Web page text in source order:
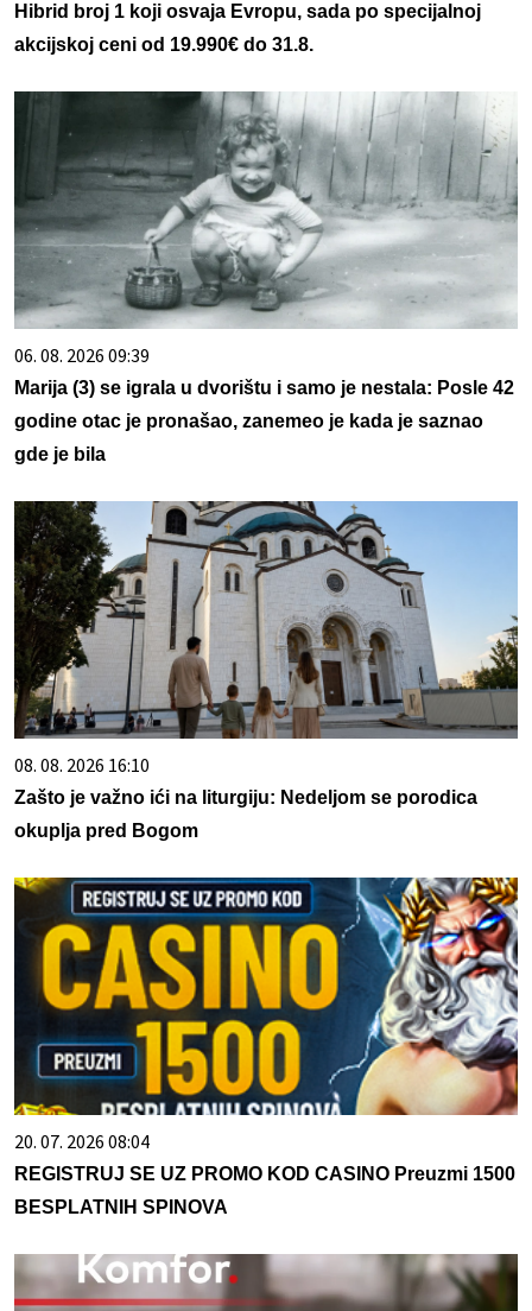
Hibrid broj 1 koji osvaja Evropu, sada po specijalnoj
akcijskoj ceni od 19.990€ do 31.8.
06. 08. 2026 09:39
Marija (3) se igrala u dvorištu i samo je nestala: Posle 42
godine otac je pronašao, zanemeo je kada je saznao
gde je bila
08. 08. 2026 16:10
Zašto je važno ići na liturgiju: Nedeljom se porodica
okuplja pred Bogom
20. 07. 2026 08:04
REGISTRUJ SE UZ PROMO KOD CASINO Preuzmi 1500
BESPLATNIH SPINOVA